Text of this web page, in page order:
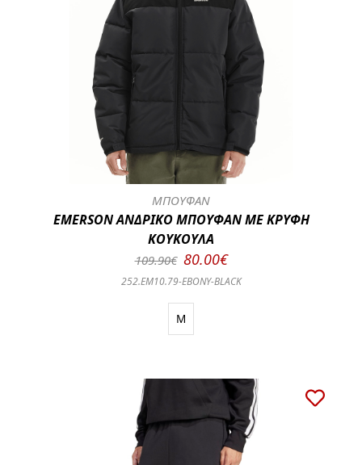
ΜΠΟΥΦΑΝ
EMERSON ΑΝΔΡΙΚΟ ΜΠΟΥΦΑΝ ΜΕ ΚΡΥΦΗ
ΚΟΥΚΟΥΛΑ
109.90€ 80.00€
252.EM10.79-ΕΒΟΝΥ-BLACK
M